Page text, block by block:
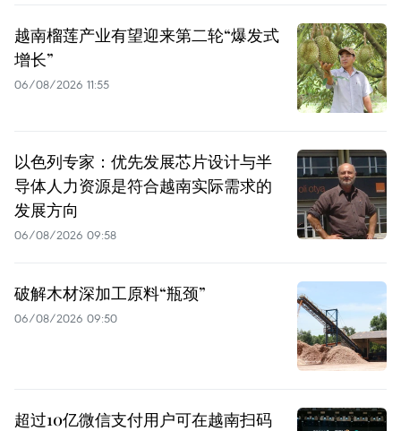
越南榴莲产业有望迎来第二轮“爆发式
增长”
06/08/2026 11:55
以色列专家：优先发展芯片设计与半
导体人力资源是符合越南实际需求的
发展方向
06/08/2026 09:58
破解木材深加工原料“瓶颈”
06/08/2026 09:50
超过10亿微信支付用户可在越南扫码